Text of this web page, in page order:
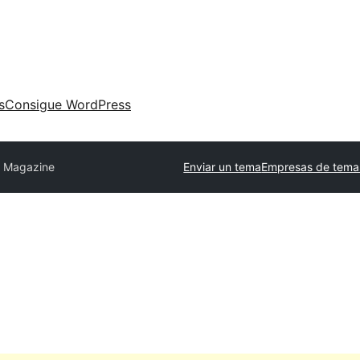
Consigue WordPress
Magazine Enviar un temaEmpresas de